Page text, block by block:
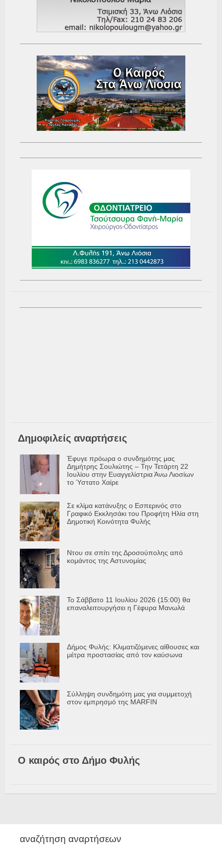
Δημοφιλείς αναρτήσεις
Έφυγε πρόωρα ο συνδημότης μας
Δημήτρης Σουλιώτης – Την Τετάρτη 22
Ιουλίου στην Ευαγγελίστρια Άνω Λιοσίων
το Ύστατο Χαίρε
Σε κλίμα κατάνυξης ο Εσπερινός στο
Γραφικό Εκκλησάκι του Προφήτη Ηλία στη
Δημοτική Κοινότητα Φυλής
Ντου σε σπίτι της Δροσούπολης από
κομάντος της Αστυνομίας
Το Σάββατο 11 Ιουλίου 2026 (15:00) θα
επαναλειτουργήσει η Γέφυρα Μανωλά
Δήμος Φυλής: Κλιματιζόμενες αίθουσες και
μέτρα προστασίας από τον καύσωνα
Σύλληψη συνδημότη μας για συμμετοχή
στον εμπρησμό της MARFIN
Ο καιρός στο Δήμο Φυλής
αναζήτηση αναρτήσεων